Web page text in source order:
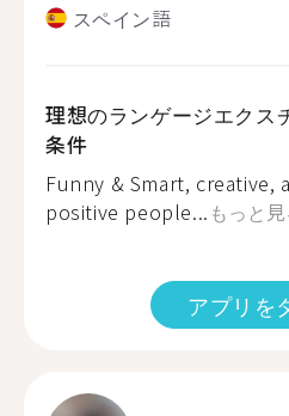
スペイン語
理想のランゲージエクス
条件
Funny & Smart, creative,
positive people... もっと
アプリを